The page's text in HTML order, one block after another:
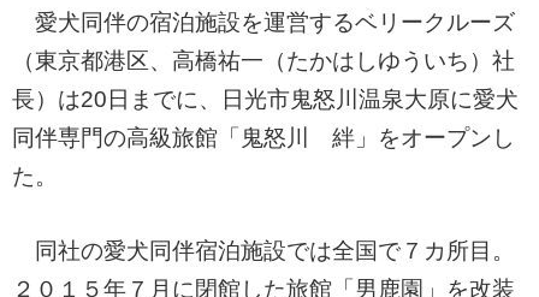
愛犬同伴の宿泊施設を運営するベリークルーズ
（東京都港区、高橋祐一（たかはしゆういち）社
長）は20日までに、日光市鬼怒川温泉大原に愛犬
同伴専門の高級旅館「鬼怒川 絆」をオープンし
た。
同社の愛犬同伴宿泊施設では全国で７カ所目。
２０１５年７月に閉館した旅館「男鹿園」を改装